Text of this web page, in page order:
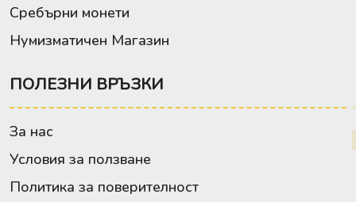
Сребърни монети
Нумизматичен Магазин
ПОЛЕЗНИ ВРЪЗКИ
За нас
Условия за ползване
Политика за поверителност